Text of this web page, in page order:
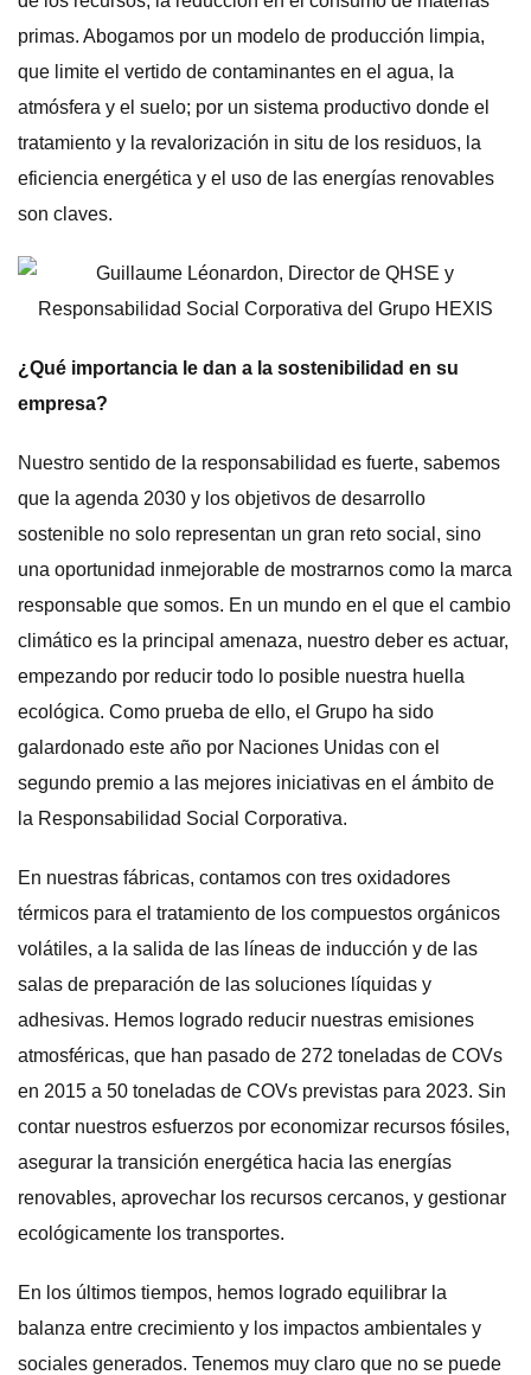
primas. Abogamos por un modelo de producción limpia,
que limite el vertido de contaminantes en el agua, la
atmósfera y el suelo; por un sistema productivo donde el
tratamiento y la revalorización in situ de los residuos, la
eficiencia energética y el uso de las energías renovables
son claves.
¿Qué importancia le dan a la sostenibilidad en su
empresa?
Nuestro sentido de la responsabilidad es fuerte, sabemos
que la agenda 2030 y los objetivos de desarrollo
sostenible no solo representan un gran reto social, sino
una oportunidad inmejorable de mostrarnos como la marca
responsable que somos. En un mundo en el que el cambio
climático es la principal amenaza, nuestro deber es actuar,
empezando por reducir todo lo posible nuestra huella
ecológica. Como prueba de ello, el Grupo ha sido
galardonado este año por Naciones Unidas con el
segundo premio a las mejores iniciativas en el ámbito de
la Responsabilidad Social Corporativa.
En nuestras fábricas, contamos con tres oxidadores
térmicos para el tratamiento de los compuestos orgánicos
volátiles, a la salida de las líneas de inducción y de las
salas de preparación de las soluciones líquidas y
adhesivas. Hemos logrado reducir nuestras emisiones
atmosféricas, que han pasado de 272 toneladas de COVs
en 2015 a 50 toneladas de COVs previstas para 2023. Sin
contar nuestros esfuerzos por economizar recursos fósiles,
asegurar la transición energética hacia las energías
renovables, aprovechar los recursos cercanos, y gestionar
ecológicamente los transportes.
En los últimos tiempos, hemos logrado equilibrar la
balanza entre crecimiento y los impactos ambientales y
sociales generados. Tenemos muy claro que no se puede